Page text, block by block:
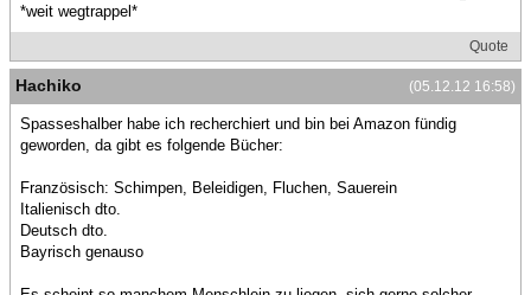
*weit wegtrappel*
Quote
(05.12.12 16:58)
Hachiko
Spasseshalber habe ich recherchiert und bin bei Amazon fündig
geworden, da gibt es folgende Bücher:
Französisch: Schimpen, Beleidigen, Fluchen, Sauerein
Italienisch dto.
Deutsch dto.
Bayrisch genauso